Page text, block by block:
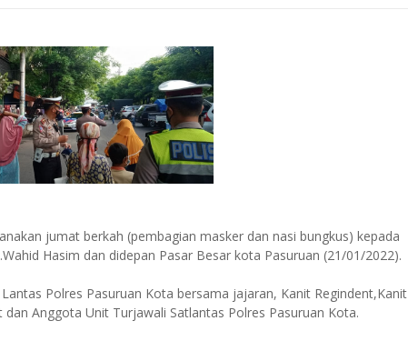
jumat berkah (pembagian masker dan nasi bungkus) kepada
Hasim dan didepan Pasar Besar kota Pasuruan (21/01/2022).
Polres Pasuruan Kota bersama jajaran, Kanit Regindent,Kanit
Anggota Unit Turjawali Satlantas Polres Pasuruan Kota.